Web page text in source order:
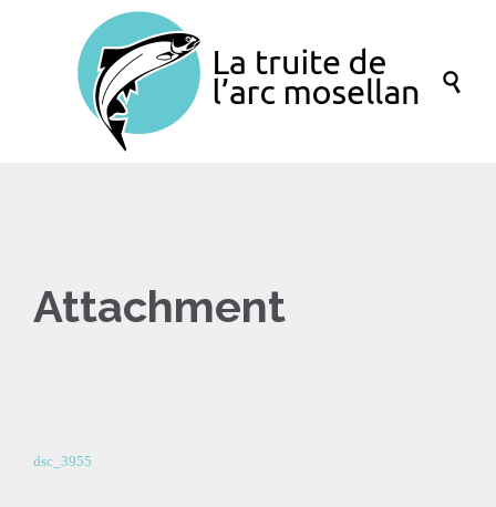

Attachment
dsc_3955